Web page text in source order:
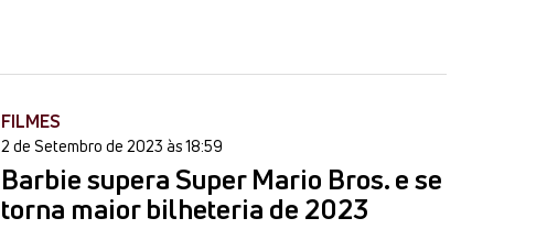
FILMES
2 de Setembro de 2023 às 18:59
Barbie supera Super Mario Bros. e se
torna maior bilheteria de 2023